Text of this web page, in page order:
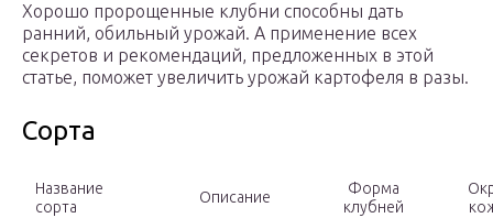
Хорошо пророщенные клубни способны дать
ранний, обильный урожай. А применение всех
секретов и рекомендаций, предложенных в этой
статье, поможет увеличить урожай картофеля в разы.
Сорта
Название
сорта
Описание
Форма
клубней